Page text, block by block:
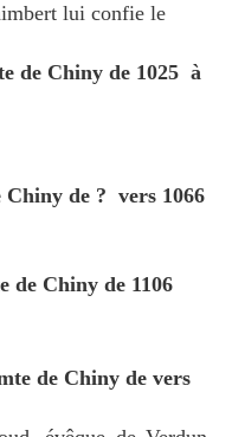
lui confie le
de Chiny de 1025 à
Chiny de ? vers 1066
de Chiny de 1106
de Chiny de vers